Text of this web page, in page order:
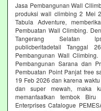
Jasa Pembangunan Wall
produksi wall climbing 2 Mei
Tabula Adventure,
Pembuatan Wall Climbing.
Tangerang Selatan
publicberitadetail Tanggal
Pembangunan Wall
Pembangunan Sarana dan
Pembuatan Point Panjat free
19 Feb 2026 dan karena
dan super mewah, maka
memanfaatkan tembok
Enterprises Catalogue